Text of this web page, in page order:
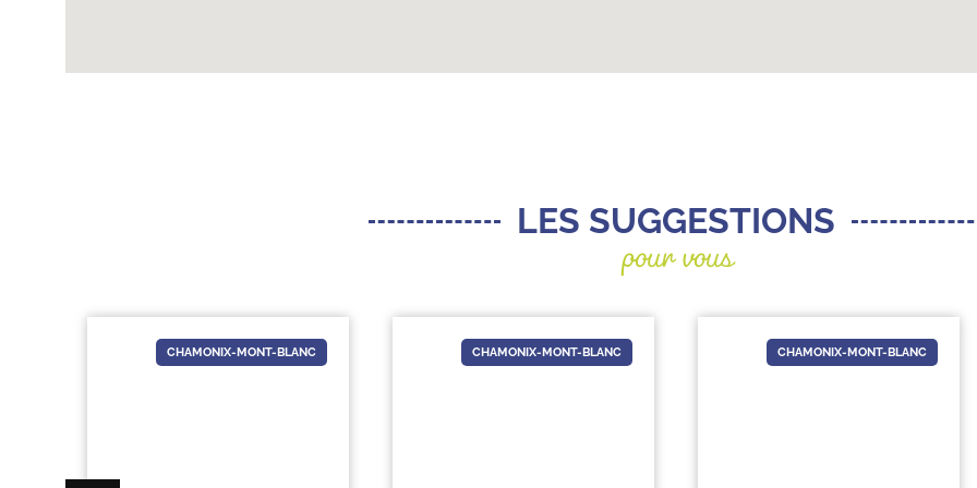
LES SUGGESTIONS
pour vous
CHAMONIX-MONT-BLANC CHAMONIX-MONT-BLANC CHAMONIX-MONT-BLANC